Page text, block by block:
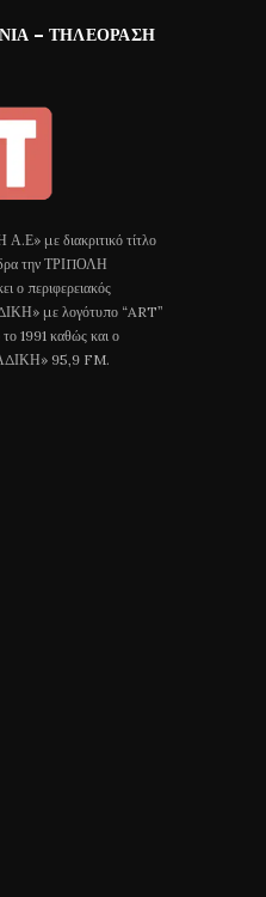
– ΤΗΛΕΌΡΑΣΗ
με διακριτικό τίτλο
την ΤΡΙΠΟΛΗ
ο περιφερειακός
με λογότυπο “ART”
το 1991 καθώς και ο
95,9 FM.